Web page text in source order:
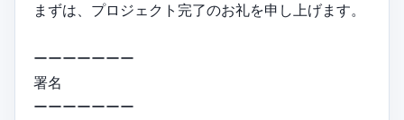
まずは、プロジェクト完了のお礼を申し上げます。
ーーーーーーー
署名
ーーーーーーー